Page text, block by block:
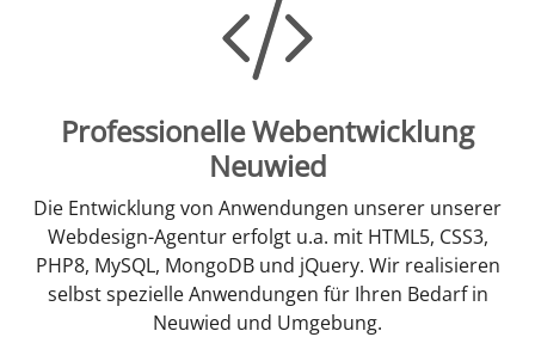
Professionelle Webentwicklung
Neuwied
Die Entwicklung von Anwendungen unserer unserer
Webdesign-Agentur erfolgt u.a. mit HTML5, CSS3,
PHP8, MySQL, MongoDB und jQuery. Wir realisieren
selbst spezielle Anwendungen für Ihren Bedarf in
Neuwied und Umgebung.